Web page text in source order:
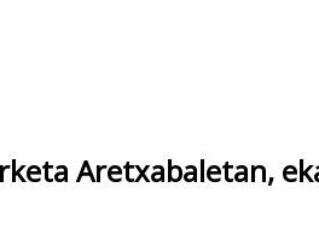
Aretxabaletan,